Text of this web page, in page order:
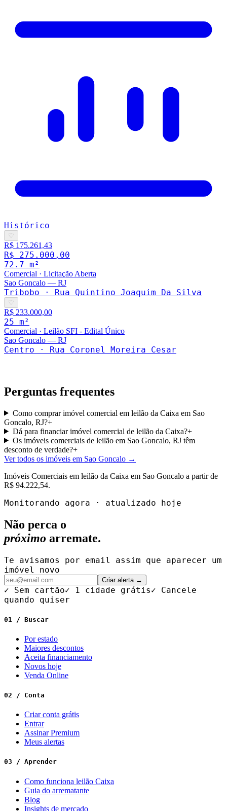
Histórico
♡
R$ 175.261,43
R$ 275.000,00
72.7 m²
Comercial · Licitação Aberta
Sao Goncalo — RJ
Tribobo · Rua Quintino Joaquim Da Silva
♡
R$ 233.000,00
25 m²
Comercial · Leilão SFI - Edital Único
Sao Goncalo — RJ
Centro · Rua Coronel Moreira Cesar
Perguntas frequentes
Como comprar imóvel comercial em leilão da Caixa em Sao
Goncalo, RJ?+
Dá para financiar imóvel comercial de leilão da Caixa?+
Os imóveis comerciais de leilão em Sao Goncalo, RJ têm
desconto de verdade?+
Ver todos os imóveis em Sao Goncalo →
Imóveis Comerciais em leilão da Caixa em Sao Goncalo a partir de
R$ 94.222,54.
Monitorando agora · atualizado hoje
Não perca o
próximo arremate.
Te avisamos por email assim que aparecer um
imóvel novo
Criar alerta →
✓ Sem cartão✓ 1 cidade grátis✓ Cancele
quando quiser
01 / Buscar
Por estado
Maiores descontos
Aceita financiamento
Novos hoje
Venda Online
02 / Conta
Criar conta grátis
Entrar
Assinar Premium
Meus alertas
03 / Aprender
Como funciona leilão Caixa
Guia do arrematante
Blog
Insights de mercado